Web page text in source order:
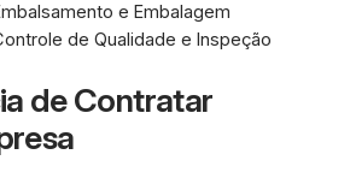
e Embalagem
de Qualidade e Inspeção
de Contratar